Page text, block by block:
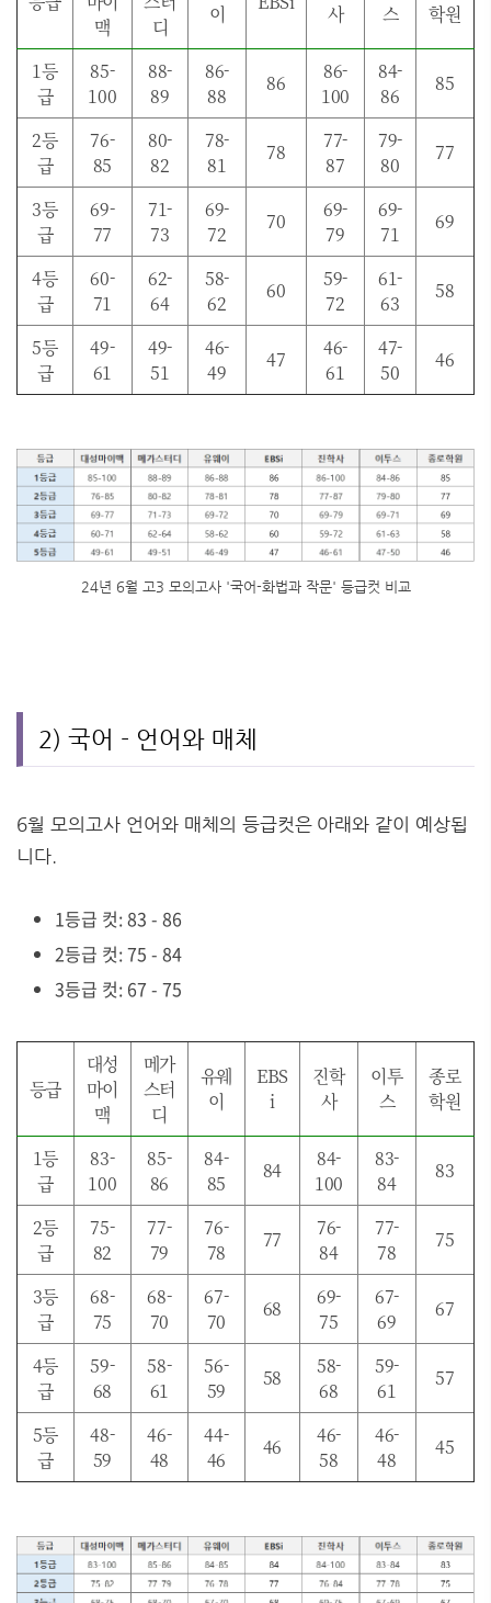
맥
디
이
사
스
학원
1등
급
85-
100
88-
89
86-
88
86
86-
100
84-
86
85
2등
급
76-
85
80-
82
78-
81
78
77-
87
79-
80
77
3등
급
69-
77
71-
73
69-
72
70
69-
79
69-
71
69
4등
급
60-
71
62-
64
58-
62
60
59-
72
61-
63
58
5등
급
49-
61
49-
51
46-
49
47
46-
61
47-
50
46
24년 6월 고3 모의고사 '국어-화법과 작문' 등급컷 비교
2) 국어 - 언어와 매체
6월 모의고사 언어와 매체의 등급컷은 아래와 같이 예상됩
니다.
1등급 컷: 83 - 86
2등급 컷: 75 - 84
3등급 컷: 67 - 75
등급
대성
마이
맥
메가
스터
디
유웨
이
EBS
i
진학
사
이투
스
종로
학원
1등
급
83-
100
85-
86
84-
85
84
84-
100
83-
84
83
2등
급
75-
82
77-
79
76-
78
77
76-
84
77-
78
75
3등
급
68-
75
68-
70
67-
70
68
69-
75
67-
69
67
4등
급
59-
68
58-
61
56-
59
58
58-
68
59-
61
57
5등
급
48-
59
46-
48
44-
46
46
46-
58
46-
48
45